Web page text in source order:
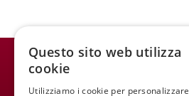
WINE MEETING ER
Questo sito web utilizza
cookie
Utilizziamo i cookie per personalizzare